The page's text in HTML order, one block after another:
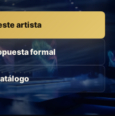
artista
formal